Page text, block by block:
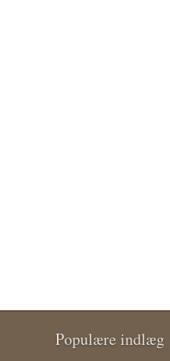
Populære indlæg